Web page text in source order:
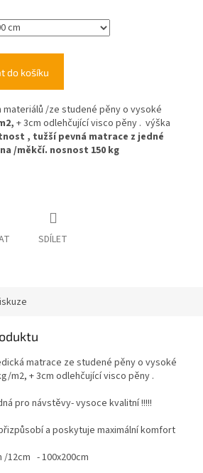
do košíku
/ze studené pěny o vysoké
+ 3cm odlehčující visco pěny . výška
, tužší pevná matrace z jedné
/měkčí. nosnost 150 kg
SDÍLET
matrace ze studené pěny o vysoké
m2, + 3cm odlehčující visco pěny .
pro návstěvy- vysoce kvalitní !!!!!
a poskytuje maximální komfort
/12cm - 100x200cm